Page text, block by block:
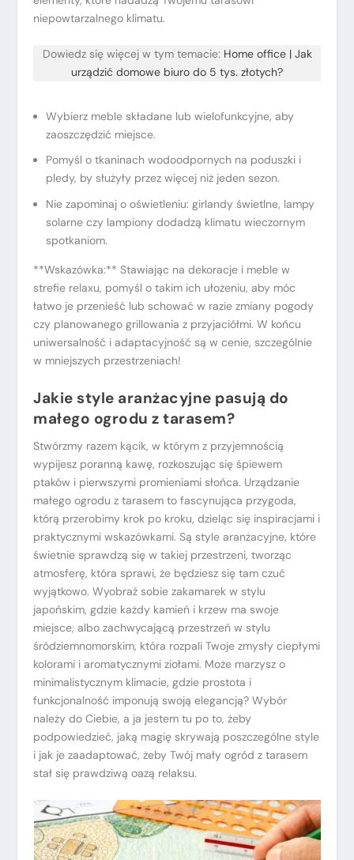
niepowtarzalnego klimatu.
Dowiedz się więcej w tym temacie: Home office | Jak
urządzić domowe biuro do 5 tys. złotych?
Wybierz meble składane lub wielofunkcyjne, aby
zaoszczędzić miejsce.
Pomyśl o tkaninach wodoodpornych na poduszki i
pledy, by służyły przez więcej niż jeden sezon.
Nie zapominaj o oświetleniu: girlandy świetlne, lampy
solarne czy lampiony dodadzą klimatu wieczornym
spotkaniom.
**Wskazówka:** Stawiając na dekoracje i meble w
strefie relaxu, pomyśl o takim ich ułożeniu, aby móc
łatwo je przenieść lub schować w razie zmiany pogody
czy planowanego grillowania z przyjaciółmi. W końcu
uniwersalność i adaptacyjność są w cenie, szczególnie
w mniejszych przestrzeniach!
Jakie style aranżacyjne pasują do
małego ogrodu z tarasem?
Stwórzmy razem kącik, w którym z przyjemnością
wypijesz poranną kawę, rozkoszując się śpiewem
ptaków i pierwszymi promieniami słońca. Urządzanie
małego ogrodu z tarasem to fascynująca przygoda,
którą przerobimy krok po kroku, dzieląc się inspiracjami i
praktycznymi wskazówkami. Są style aranżacyjne, które
świetnie sprawdzą się w takiej przestrzeni, tworząc
atmosferę, która sprawi, że będziesz się tam czuć
wyjątkowo. Wyobraź sobie zakamarek w stylu
japońskim, gdzie każdy kamień i krzew ma swoje
miejsce, albo zachwycającą przestrzeń w stylu
śródziemnomorskim, która rozpali Twoje zmysły ciepłymi
kolorami i aromatycznymi ziołami. Może marzysz o
minimalistycznym klimacie, gdzie prostota i
funkcjonalność imponują swoją elegancją? Wybór
należy do Ciebie, a ja jestem tu po to, żeby
podpowiedzieć, jaką magię skrywają poszczególne style
i jak je zaadaptować, żeby Twój mały ogród z tarasem
stał się prawdziwą oazą relaksu.